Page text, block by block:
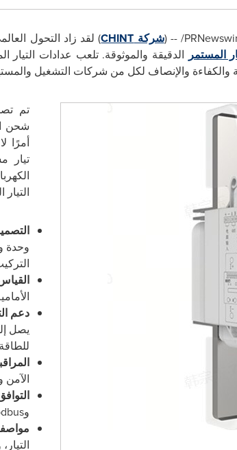
/
-- (شركة CHINT) لقد زاد التحول
المستمر الدقيقة والموثوقة. تلعب عدادات
والكفاءة والإنصاف لكل من شركات التشغيل
تم
شحن
أمرًا
تيار
وحدة
دعم
الآمن
و